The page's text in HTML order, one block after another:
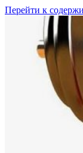
Перейти к